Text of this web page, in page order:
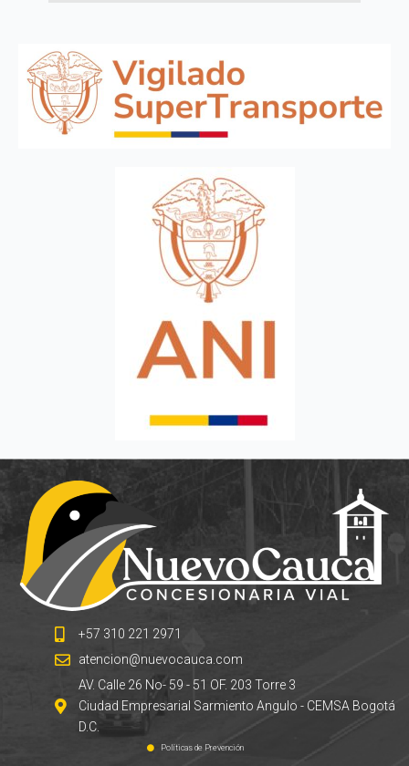
+57 310 221 2971
atencion@nuevocauca.com
AV. Calle 26 No- 59 - 51 OF. 203 Torre 3
Ciudad Empresarial Sarmiento Angulo - CEMSA Bogotá
D.C.
Políticas de Prevención